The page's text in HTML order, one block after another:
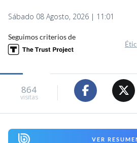
Sábado 08 Agosto, 2026 | 11:01
Seguimos criterios de
864
visitas
VER